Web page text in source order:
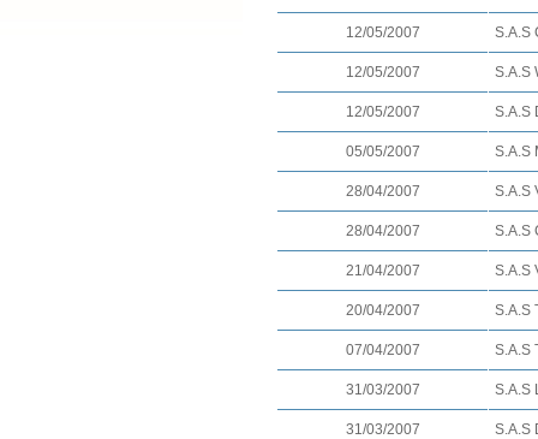
12/05/2007 S.A.S
12/05/2007 S.A.S
12/05/2007 S.A.S
05/05/2007 S.A.S
28/04/2007 S.A.S
28/04/2007 S.A.S
21/04/2007 S.A.S
20/04/2007 S.A.S
07/04/2007 S.A.S
31/03/2007 S.A.S
31/03/2007 S.A.S